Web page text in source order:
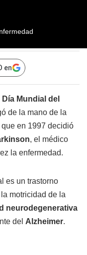
en
Día Mundial del
de la mano de la
que en 1997 decidió
, el médico
la enfermedad.
es un trastorno
motricidad de la
neurodegenerativa
del Alzheimer.